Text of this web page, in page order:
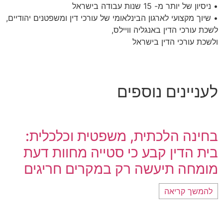
• ניסיון של יותר מ- 15 שנות עבודה בישראל
• שיוך מקצועי לארגון הבינלאומי של עורכי דין ומשפטנים יהודיים,
לשכת עורכי הדין באנגליה וויילס,
ולשכת עורכי הדין בישראל
לעניינים נוספים
בחינה הלכתית, משפטית וכלכלית:
בית הדין קבע כי סטייה מחוות דעת
מומחה תיעשה רק במקרים חריגים
להמשך קריאה